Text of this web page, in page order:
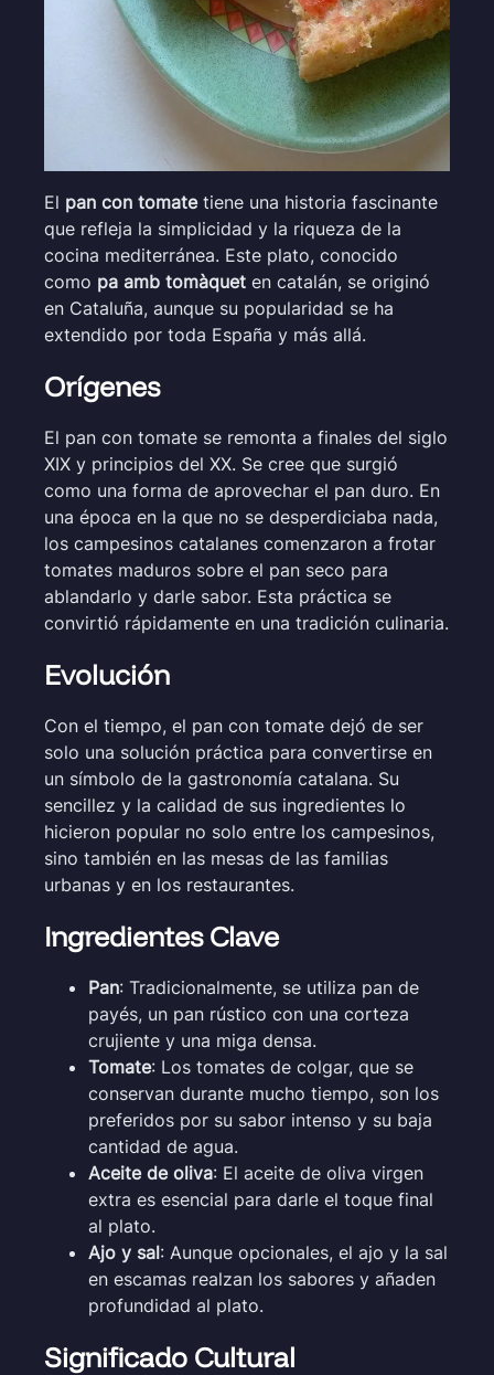
El pan con tomatetiene una historia fascinante
que refleja la simplicidad y la riqueza de la
cocina mediterránea. Este plato, conocido
como pa amb tomàquet en catalán, se originó
en Cataluña, aunque su popularidad se ha
extendido por toda España y más allá.
Orígenes
El pan con tomate se remonta a finales del siglo
XIX y principios del XX. Se cree que surgió
como una forma de aprovechar el pan duro. En
una época en la que no se desperdiciaba nada,
los campesinos catalanes comenzaron a frotar
tomates maduros sobre el pan seco para
ablandarlo y darle sabor. Esta práctica se
convirtió rápidamente en una tradición culinaria.
Evolución
Con el tiempo, el pan con tomate dejó de ser
solo una solución práctica para convertirse en
un símbolo de la gastronomía catalana. Su
sencillez y la calidad de sus ingredientes lo
hicieron popular no solo entre los campesinos,
sino también en las mesas de las familias
urbanas y en los restaurantes.
Ingredientes Clave
Pan: Tradicionalmente, se utiliza pan de
payés, un pan rústico con una corteza
crujiente y una miga densa.
Tomate: Los tomates de colgar, que se
conservan durante mucho tiempo, son los
preferidos por su sabor intenso y su baja
cantidad de agua.
Aceite de oliva: El aceite de oliva virgen
extra es esencial para darle el toque final
al plato.
Ajo y sal: Aunque opcionales, el ajo y la sal
en escamas realzan los sabores y añaden
profundidad al plato.
Significado Cultural